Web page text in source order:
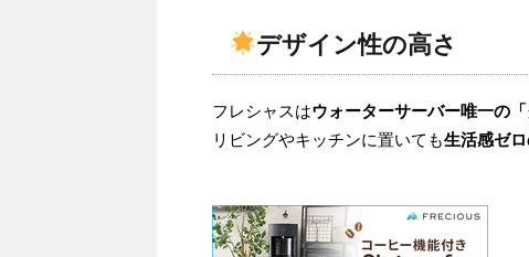
デザイン性の高さ
フレシャスはウォーターサーバー唯一の
リビングやキッチンに置いても生活感ゼ